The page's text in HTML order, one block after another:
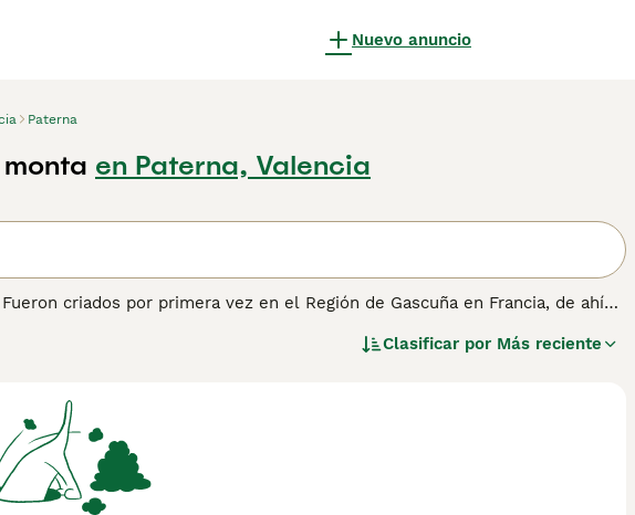
Nuevo anuncio
Paterna
en Paterna, Valencia
criados por primera vez en el Región de Gascuña en Francia, de ahí
como una raza distinta por el Kennel Club en la década de 1990,
Clasificar por Más reciente